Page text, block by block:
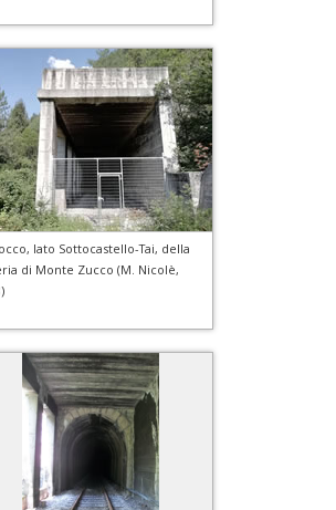
lato Sottocastello-Tai, della
di Monte Zucco (M. Nicolè,